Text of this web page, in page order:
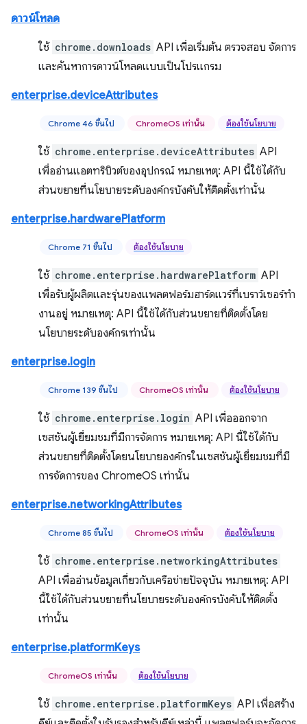
ดาวน์โหลด
ใช้ chrome.downloads API เพื่อเริ่มต้น ตรวจสอบ จัดการ
และค้นหาการดาวน์โหลดแบบเป็นโปรแกรม
enterprise.deviceAttributes
Chrome 46 ขึ้นไป ChromeOS เท่านั้น ต้องใช้นโยบาย
ใช้ chrome.enterprise.deviceAttributes API
เพื่ออ่านแอตทริบิวต์ของอุปกรณ์ หมายเหตุ: API นี้ใช้ได้กับ
ส่วนขยายที่นโยบายระดับองค์กรบังคับให้ติดตั้งเท่านั้น
enterprise.hardwarePlatform
Chrome 71 ขึ้นไป ต้องใช้นโยบาย
ใช้ chrome.enterprise.hardwarePlatform API
เพื่อรับผู้ผลิตและรุ่นของแพลตฟอร์มฮาร์ดแวร์ที่เบราว์เซอร์ทํา
งานอยู่ หมายเหตุ: API นี้ใช้ได้กับส่วนขยายที่ติดตั้งโดย
นโยบายระดับองค์กรเท่านั้น
enterprise.login
Chrome 139 ขึ้นไป ChromeOS เท่านั้น ต้องใช้นโยบาย
ใช้ chrome.enterprise.login API เพื่อออกจาก
เซสชันผู้เยี่ยมชมที่มีการจัดการ หมายเหตุ: API นี้ใช้ได้กับ
ส่วนขยายที่ติดตั้งโดยนโยบายองค์กรในเซสชันผู้เยี่ยมชมที่มี
การจัดการของ ChromeOS เท่านั้น
enterprise.networkingAttributes
Chrome 85 ขึ้นไป ChromeOS เท่านั้น ต้องใช้นโยบาย
ใช้ chrome.enterprise.networkingAttributes
API เพื่ออ่านข้อมูลเกี่ยวกับเครือข่ายปัจจุบัน หมายเหตุ: API
นี้ใช้ได้กับส่วนขยายที่นโยบายระดับองค์กรบังคับให้ติดตั้ง
เท่านั้น
enterprise.platformKeys
ChromeOS เท่านั้น ต้องใช้นโยบาย
ใช้ chrome.enterprise.platformKeys API เพื่อสร้าง